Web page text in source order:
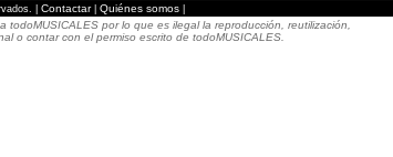
| Contactar| Quiénes somos|
por lo que es ilegal la reproducción, reutilización,
o contar con el permiso escrito de todoMUSICALES.